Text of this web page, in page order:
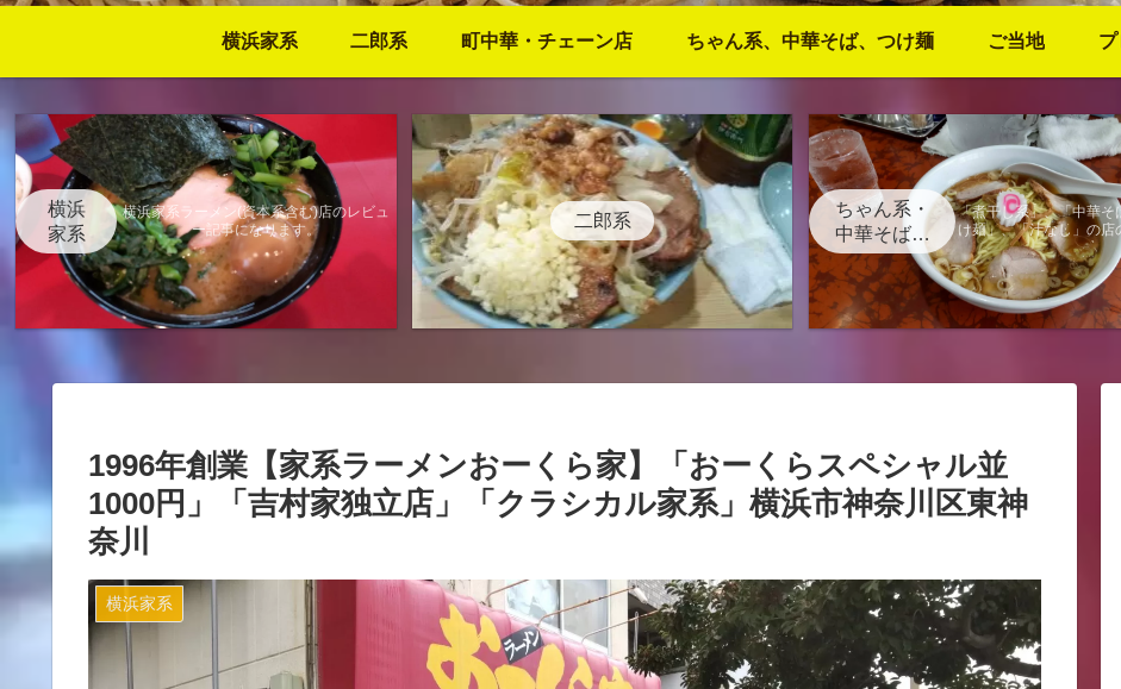
横浜家系 二郎系 町中華・チェーン店 ちゃん系、中華そば、つけ麺 ご当地
横浜
家系
横浜家系ラーメン(資本系含む)店のレビュ
ー記事になります。
二郎系
ちゃん系・
中華そば・
つけ麺
「煮干し系」、「中華そ
け麺」、「汁なし」の店
記事になります
1996年創業【家系ラーメンおーくら家】「おーくらスペシャル並
1000円」「吉村家独立店」「クラシカル家系」横浜市神奈川区東神
奈川
横浜家系